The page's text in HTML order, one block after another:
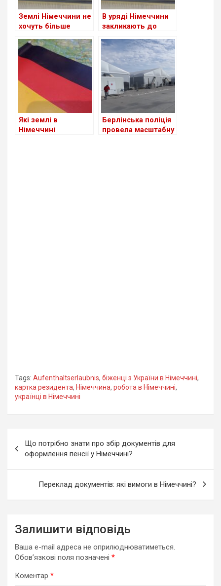
Землі Німеччини не
хочуть більше
українських
біженців
В уряді Німеччини
закликають до
для шукачів
притулку: чи
стосується це
українців?
Які землі в
Німеччині
Берлінська поліція
провела масштабну
Tags: Aufenthaltserlaubnis, біженці з України в Німеччині,
картка резидента, Німеччина, робота в Німеччині,
українці в Німеччині
записів
Що потрібно знати про збір документів для
оформлення пенсії у Німеччині?
Переклад документів: які вимоги в Німеччині?
Залишити відповідь
Ваша e-mail адреса не оприлюднюватиметься.
Обов’язкові поля позначені *
Коментар *